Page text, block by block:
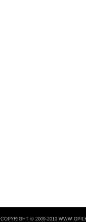
COPYRIGHT © 2009-2010